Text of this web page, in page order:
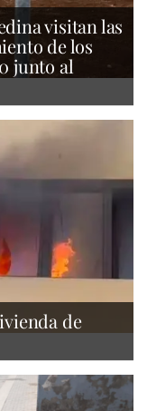
visitan las
de los
junto al
de